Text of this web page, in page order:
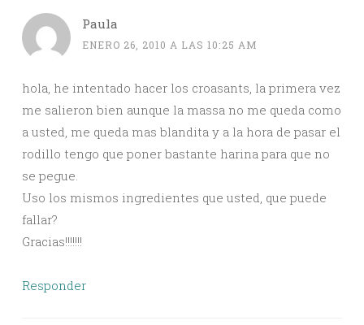
Paula
ENERO 26, 2010 A LAS 10:25 AM
hola, he intentado hacer los croasants, la primera vez
me salieron bien aunque la massa no me queda como
a usted, me queda mas blandita y a la hora de pasar el
rodillo tengo que poner bastante harina para que no
se pegue.
Uso los mismos ingredientes que usted, que puede
fallar?
Gracias!!!!!!!
Responder